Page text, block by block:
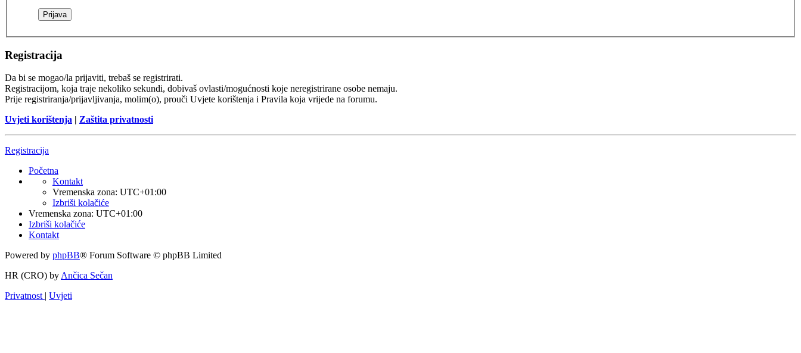
Registracija
Da bi se mogao/la prijaviti, trebaš se registrirati.
Registracijom, koja traje nekoliko sekundi, dobivaš ovlasti/mogućnosti koje neregistrirane osobe nemaju.
Prije registriranja/prijavljivanja, molim(o), prouči Uvjete korištenja i Pravila koja vrijede na forumu.
Uvjeti korištenja | Zaštita privatnosti
Registracija
Početna
Kontakt
Vremenska zona: UTC+01:00
Izbriši kolačiće
Vremenska zona: UTC+01:00
Izbriši kolačiće
Kontakt
Powered by phpBB® Forum Software © phpBB Limited
HR (CRO) by Ančica Sečan
Privatnost | Uvjeti